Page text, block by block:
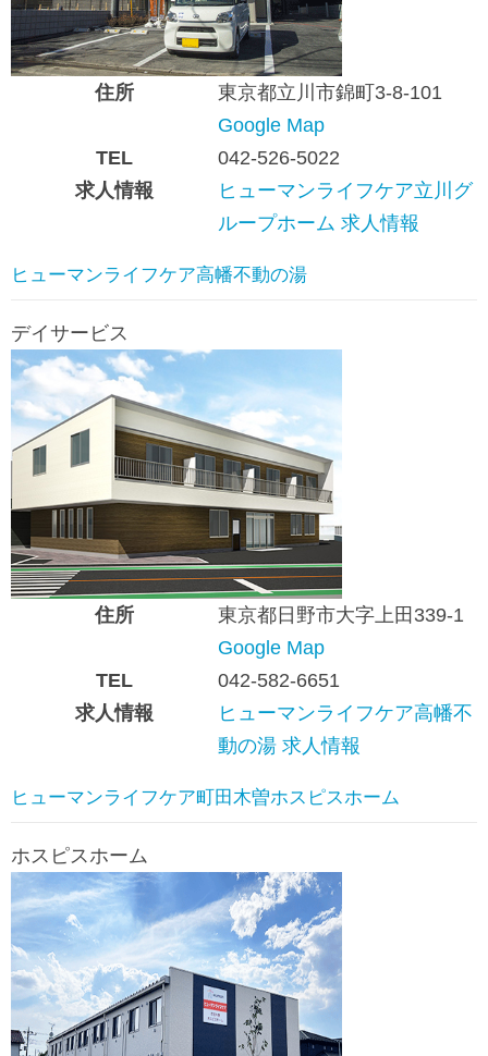
住所
東京都立川市錦町3-8-101
Google Map
TEL
042-526-5022
求人情報
ヒューマンライフケア立川グ
ループホーム 求人情報
ヒューマンライフケア高幡不動の湯
デイサービス
住所
東京都日野市大字上田339-1
Google Map
TEL
042-582-6651
求人情報
ヒューマンライフケア高幡不
動の湯 求人情報
ヒューマンライフケア町田木曽ホスピスホーム
ホスピスホーム